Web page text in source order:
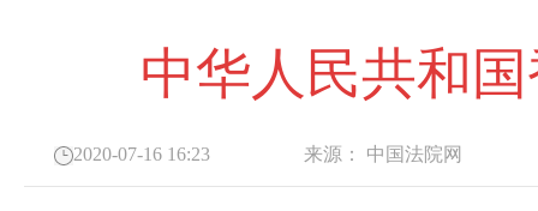
中华人民共和
2020-07-16 16:23 来源： 中国法院网